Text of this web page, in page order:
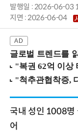
발행일 : 2026-06-03
지면 :2026-06-04
글로벌 트렌드를 읽고, 내 역
국내 성인 1008
어